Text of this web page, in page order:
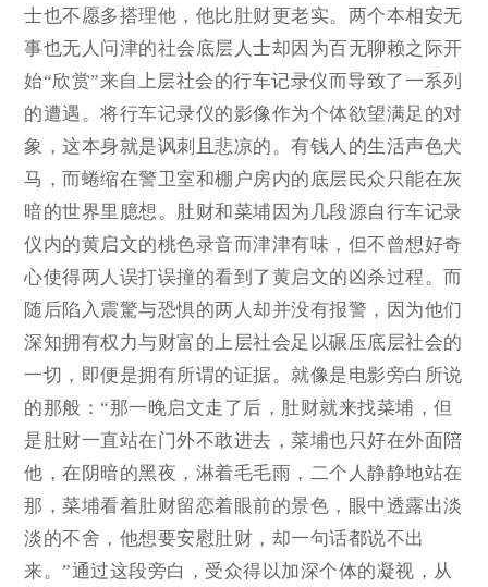
士也不愿多搭理他，他比肚财更老实。两个本相安无
事也无人问津的社会底层人士却因为百无聊赖之际开
始“欣赏”来自上层社会的行车记录仪而导致了一系列
的遭遇。将行车记录仪的影像作为个体欲望满足的对
象，这本身就是讽刺且悲凉的。有钱人的生活声色犬
马，而蜷缩在警卫室和棚户房内的底层民众只能在灰
暗的世界里臆想。肚财和菜埔因为几段源自行车记录
仪内的黄启文的桃色录音而津津有味，但不曾想好奇
心使得两人误打误撞的看到了黄启文的凶杀过程。而
随后陷入震驚与恐惧的两人却并没有报警，因为他们
深知拥有权力与财富的上层社会足以碾压底层社会的
一切，即便是拥有所谓的证据。就像是电影旁白所说
的那般：“那一晚启文走了后，肚财就来找菜埔，但
是肚财一直站在门外不敢进去，菜埔也只好在外面陪
他，在阴暗的黑夜，淋着毛毛雨，二个人静静地站在
那，菜埔看着肚财留恋着眼前的景色，眼中透露出淡
淡的不舍，他想要安慰肚财，却一句话都说不出
来。”通过这段旁白，受众得以加深个体的凝视，从